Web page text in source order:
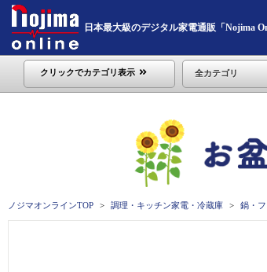
日本最大級のデジタル家電通販「Nojima
クリックでカテゴリ表示 全カテゴリ
ノジマオンラインTOP 調理・キッチン家電・冷蔵庫 鍋・